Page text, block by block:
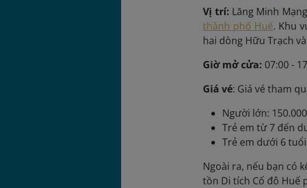
Vị trí: Lăng Minh
thành phố Huế. Khu
hai dòng Hữu Trạch
Giờ mở cửa: 07:00 -
Giá vé: Giá vé tham
Người lớn:
Trẻ em từ 7 đến
Trẻ em dưới 6
Ngoài ra, nếu bạn có
tồn Di tích Cố đô Huế